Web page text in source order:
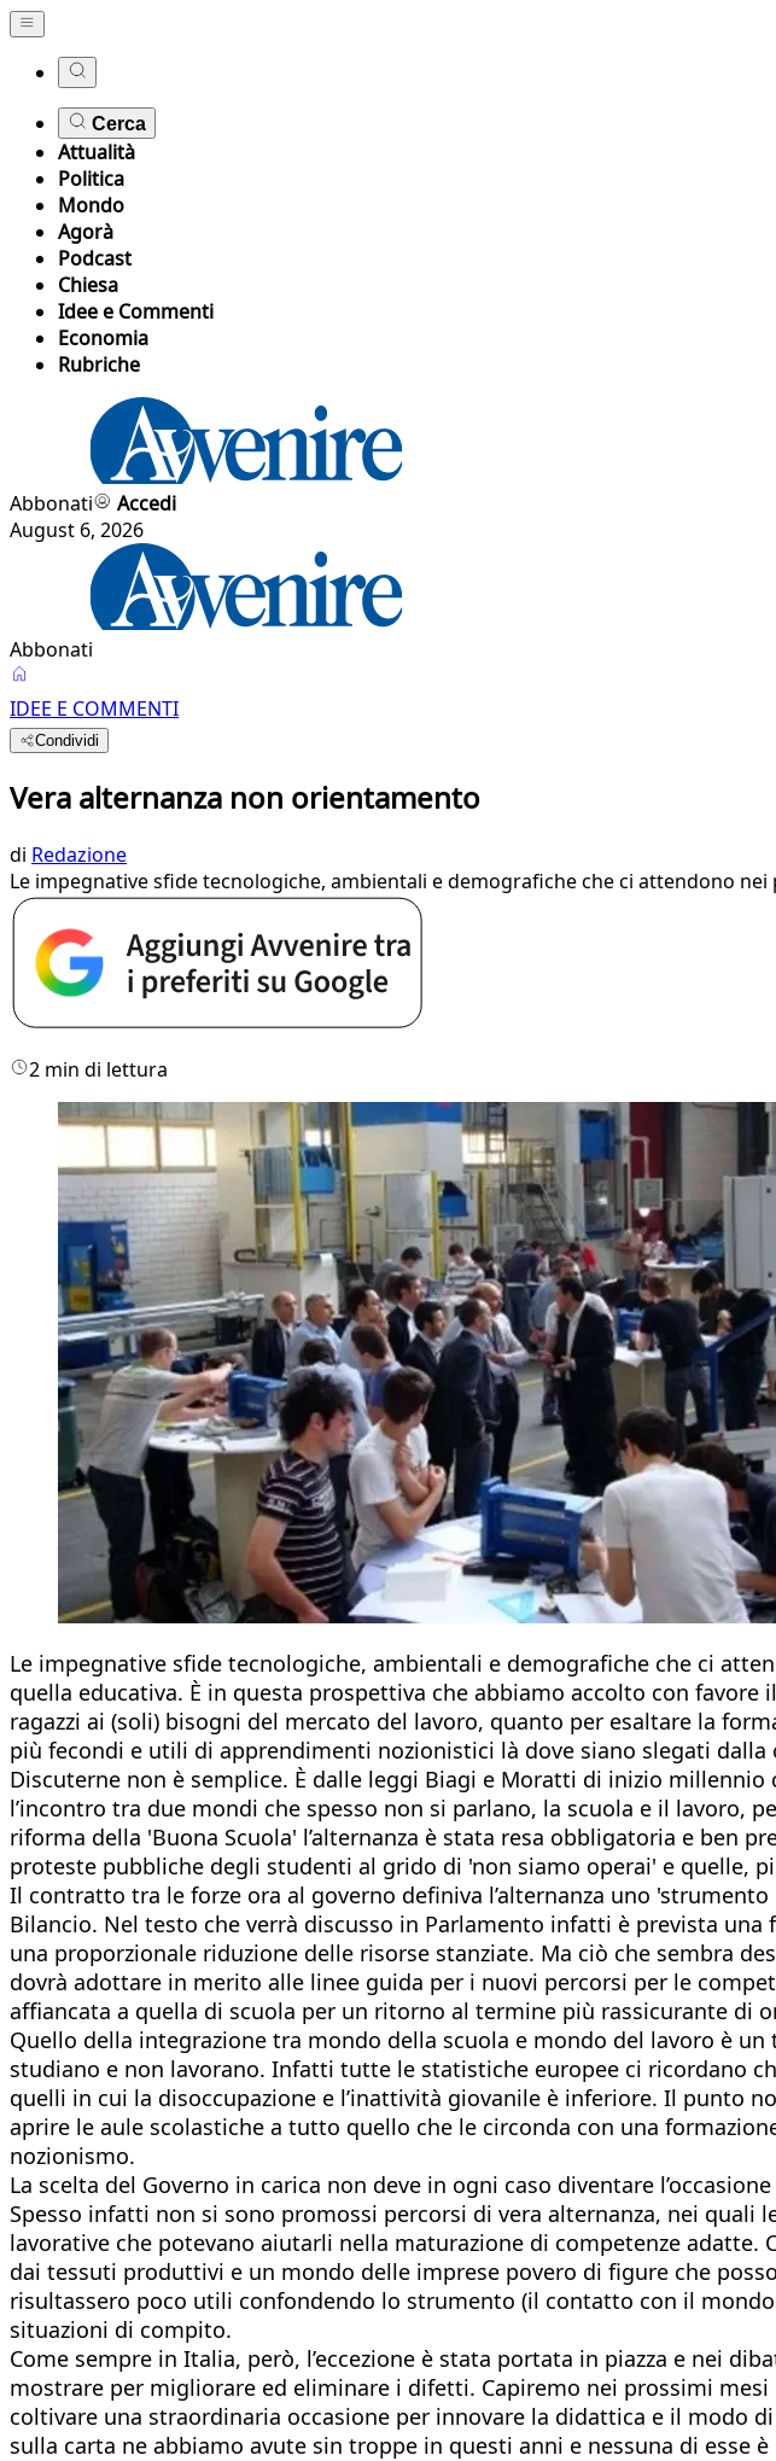
Cerca
Attualità
Politica
Mondo
Agorà
Podcast
Chiesa
Idee e Commenti
Economia
Rubriche
Abbonati
Accedi
August 6, 2026
Abbonati
IDEE E COMMENTI
Condividi
Vera alternanza non orientamento
di Redazione
Le impegnative sfide tecnologiche, ambientali e demografiche che ci attendono
2 min di lettura
Le impegnative sfide tecnologiche, ambientali e demografiche che ci
quella educativa. È in questa prospettiva che abbiamo accolto con
ragazzi ai (soli) bisogni del mercato del lavoro, quanto per esaltare la
più fecondi e utili di apprendimenti nozionistici là dove siano slegati
Discuterne non è semplice. È dalle leggi Biagi e Moratti di inizio
l’incontro tra due mondi che spesso non si parlano, la scuola e il lavoro,
riforma della 'Buona Scuola' l’alternanza è stata resa obbligatoria e ben
proteste pubbliche degli studenti al grido di 'non siamo operai' e quelle,
Il contratto tra le forze ora al governo definiva l’alternanza uno
Bilancio. Nel testo che verrà discusso in Parlamento infatti è prevista
una proporzionale riduzione delle risorse stanziate. Ma ciò che sembra
dovrà adottare in merito alle linee guida per i nuovi percorsi per le
affiancata a quella di scuola per un ritorno al termine più rassicurante di
Quello della integrazione tra mondo della scuola e mondo del lavoro è
studiano e non lavorano. Infatti tutte le statistiche europee ci ricordano
quelli in cui la disoccupazione e l’inattività giovanile è inferiore. Il punto
aprire le aule scolastiche a tutto quello che le circonda con una
nozionismo.
La scelta del Governo in carica non deve in ogni caso diventare
Spesso infatti non si sono promossi percorsi di vera alternanza, nei quali
lavorative che potevano aiutarli nella maturazione di competenze adatte.
dai tessuti produttivi e un mondo delle imprese povero di figure che
risultassero poco utili confondendo lo strumento (il contatto con il
situazioni di compito.
Come sempre in Italia, però, l’eccezione è stata portata in piazza e nei
mostrare per migliorare ed eliminare i difetti. Capiremo nei prossimi
coltivare una straordinaria occasione per innovare la didattica e il modo
sulla carta ne abbiamo avute sin troppe in questi anni e nessuna di